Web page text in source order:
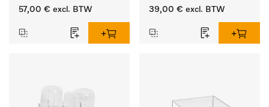
ster, Ø 6, lengte 275 mm.
57,00 € excl. BTW
lengte 80 mm.
39,00 € excl. BTW